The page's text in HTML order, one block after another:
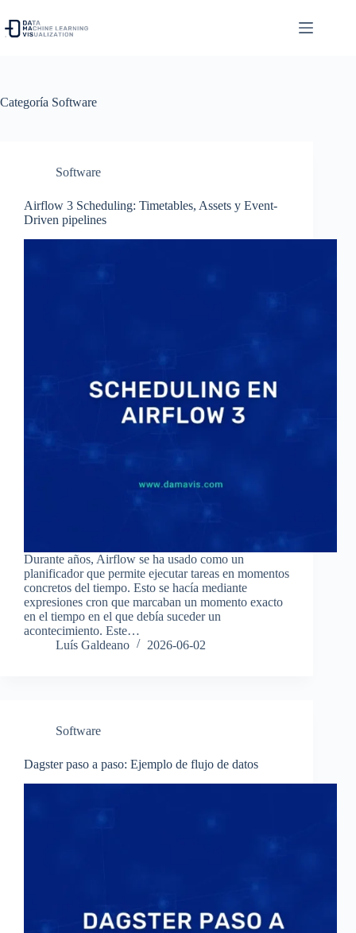
contenido
Categoría Software
Software
Airflow 3 Scheduling: Timetables, Assets y Event-
Driven pipelines
Durante años, Airflow se ha usado como un
planificador que permite ejecutar tareas en momentos
concretos del tiempo. Esto se hacía mediante
expresiones cron que marcaban un momento exacto
en el tiempo en el que debía suceder un
acontecimiento. Este…
Luís Galdeano
2026-06-02
Software
Dagster paso a paso: Ejemplo de flujo de datos